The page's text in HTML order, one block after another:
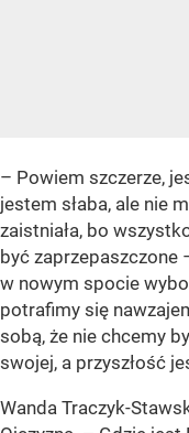
– Powiem szczerze,
jestem słaba, ale nie
zaistniała, bo
być zaprzepaszczone
w nowym spocie
potrafimy się
sobą, że nie chcemy
swojej, a przyszłość
Wanda Traczyk-